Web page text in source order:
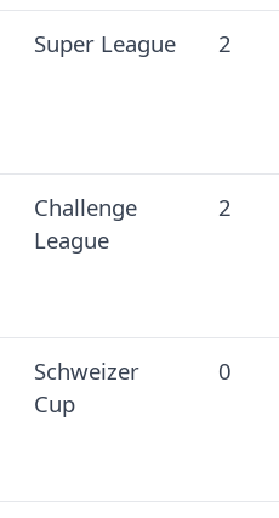
Super League 2
Challenge
League
2
Schweizer
Cup
0